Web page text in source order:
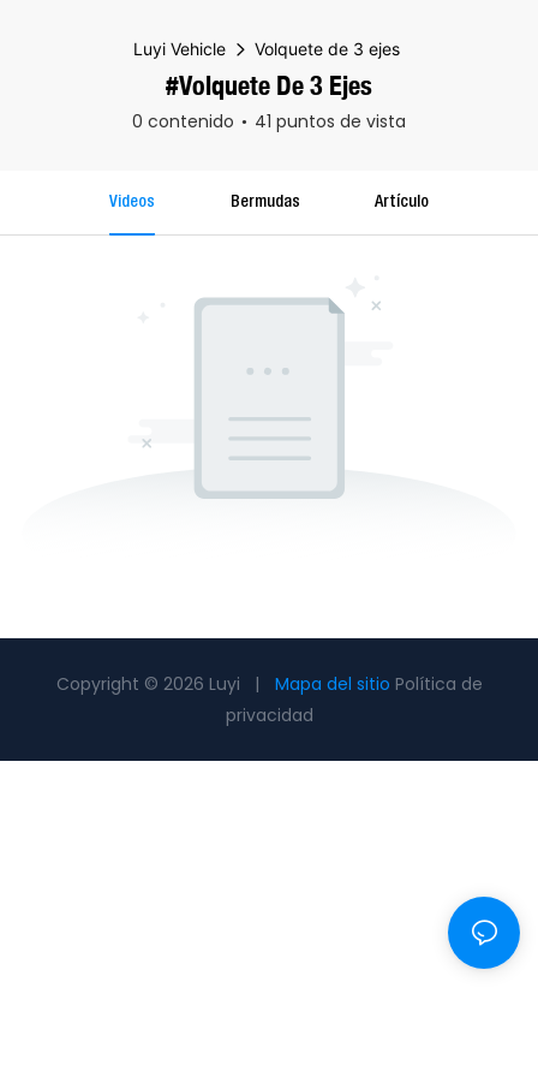
Luyi Vehicle Volquete de 3 ejes
#Volquete De 3 Ejes
0 contenido 41 puntos de vista
Videos Bermudas Artículo
Copyright © 2026 Luyi | Mapa del sitio Política de
privacidad